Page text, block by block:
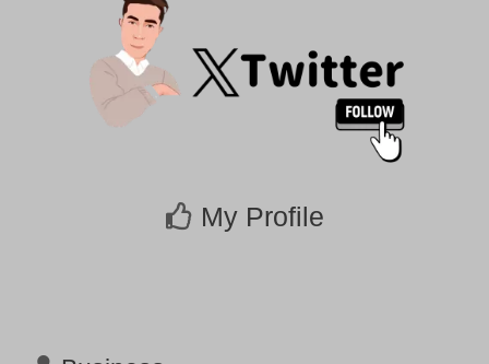
My Profile